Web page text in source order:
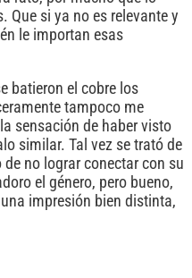
Que si ya no es relevante y
le importan esas
batieron el cobre los
tampoco me
sensación de haber visto
similar. Tal vez se trató de
no lograr conectar con su
el género, pero bueno,
impresión bien distinta,